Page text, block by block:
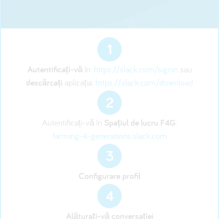
1
Autentificați-văîn: https://slack.com/signin sau
descărcați aplicația: https://slack.com/download
2
Autentificați-vă în Spațiul de lucru F4G:
farming-4-generations.slack.com
3
Configurare profil
4
Alăturați-vă conversației